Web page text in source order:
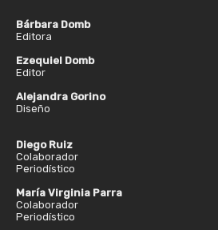
Bárbara Domb
Editora
Ezequiel Domb
Editor
Alejandra Gorino
Diseño
Diego Ruiz
Colaborador
Periodístico
María Virginia Parra
Colaborador
Periodístico